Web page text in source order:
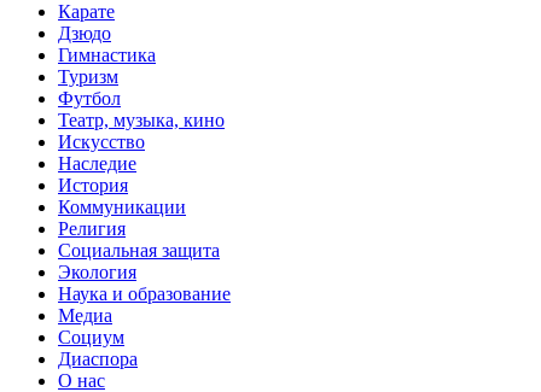
Карате
Дзюдо
Гимнастика
Туризм
Футбол
Театр, музыка, кино
Искусство
Наследие
История
Коммуникации
Религия
Социальная защита
Экология
Наука и образование
Медиа
Социум
Диаспора
О нас